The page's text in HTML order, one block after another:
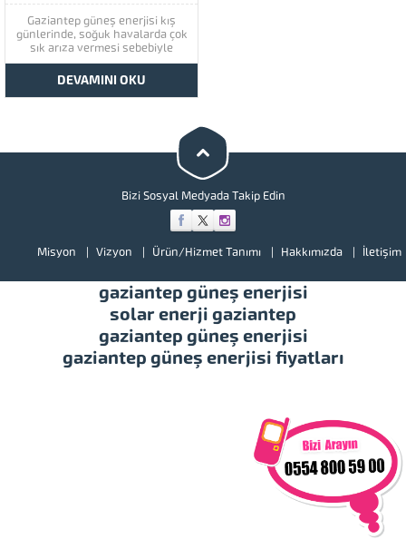
Gaziantep güneş enerjisi kış
günlerinde, soğuk havalarda çok
sık arıza vermesi sebebiyle
sizlere gerekli hizmeti vermek
eçin kolları sıvadı. Gaziantep
güneş enerji adına tüm gerekli
belgelere sahip olmakta birlikte
DEVAMINI OKU
Bizi Sosyal Medyada Takip Edin
Misyon Vizyon Ürün/Hizmet Tanımı Hakkımızda İletişim
gaziantep güneş enerjisi
solar enerji gaziantep
gaziantep güneş enerjisi
gaziantep güneş enerjisi fiyatları